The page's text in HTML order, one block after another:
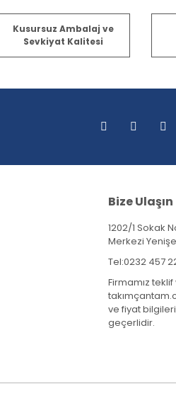
tarafımıza iletebilirsiniz.
Kusursuz Ambalaj ve
Sevkiyat Kalitesi
Bize Ulaşın
1202/1 Sokak
Merkezi
Tel:0232 457
Firmamız
ve fiyat
geçerlidir.